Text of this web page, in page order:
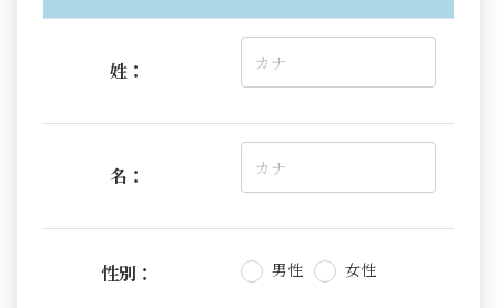
姓：
名：
性別： 男性 女性